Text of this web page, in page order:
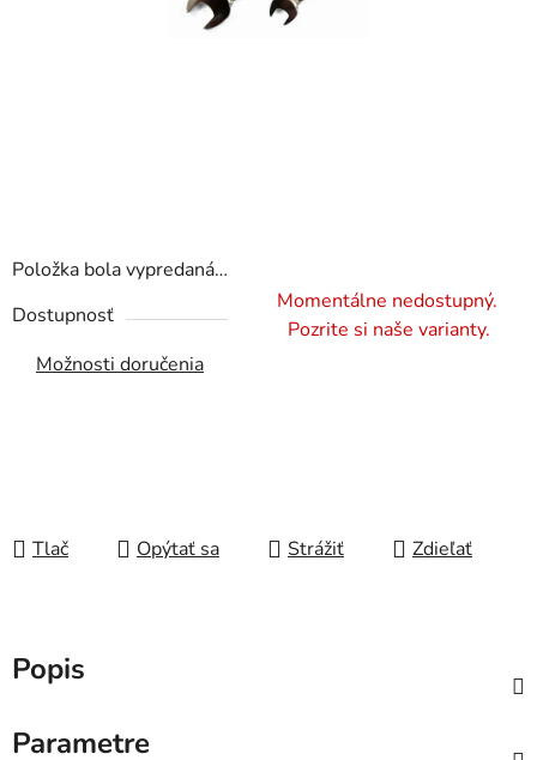
Položka bola vypredaná…
Dostupnosť
Momentálne nedostupný.
Pozrite si naše varianty.
Možnosti doručenia
Tlač Opýtať sa Strážiť Zdieľať
Popis
Parametre